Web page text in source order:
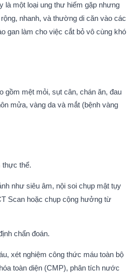
một loại ung thư hiếm gặp nhưng
nhanh, và thường di căn vào các
gan làm cho việc cắt bỏ vô cùng khó
gồm mệt mỏi, sụt cân, chán ăn, đau
mửa, vàng da và mắt (bệnh vàng
thực thể.
như siêu âm, nội soi chụp mật tụy
Scan hoặc chụp cộng hưởng từ
chẩn đoán.
xét nghiệm công thức máu toàn bộ
toàn diện (CMP), phân tích nước